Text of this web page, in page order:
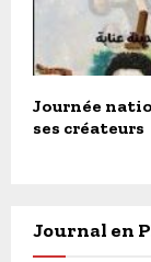
Journée
ses créateurs
Journal en